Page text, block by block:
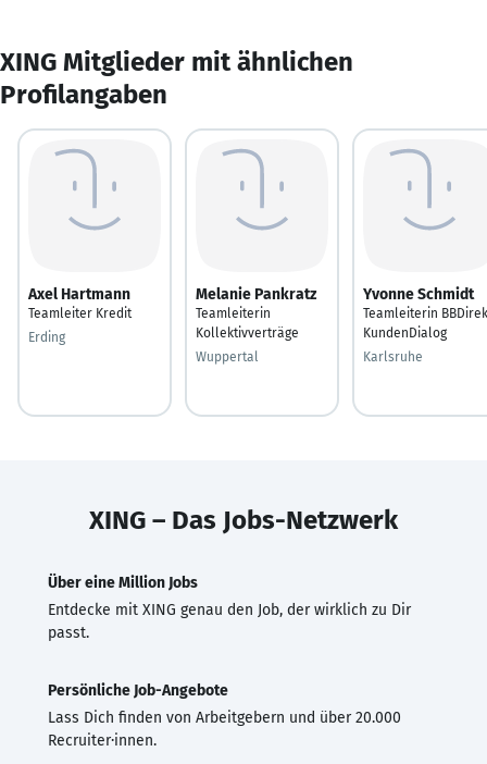
XING Mitglieder mit ähnlichen
Profilangaben
Axel Hartmann
Teamleiter Kredit
Erding
Melanie Pankratz
Teamleiterin
Kollektivverträge
Wuppertal
Yvonne Schmidt
Teamleiterin
KundenDialog
Karlsruhe
XING – Das Jobs-Netzwerk
Über eine Million Jobs
Entdecke mit XING genau den Job, der wirklich zu Dir
passt.
Persönliche Job-Angebote
Lass Dich finden von Arbeitgebern und über 20.000
Recruiter·innen.